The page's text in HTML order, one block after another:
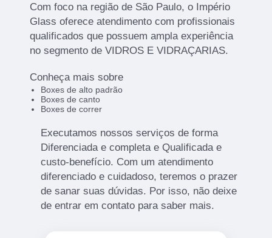
Com foco na região de São Paulo, o Império
Glass oferece atendimento com profissionais
qualificados que possuem ampla experiência
no segmento de VIDROS E VIDRAÇARIAS.
Conheça mais sobre
Boxes de alto padrão
Boxes de canto
Boxes de correr
Executamos nossos serviços de forma
Diferenciada e completa e Qualificada e
custo-benefício. Com um atendimento
diferenciado e cuidadoso, teremos o prazer
de sanar suas dúvidas. Por isso, não deixe
de entrar em contato para saber mais.